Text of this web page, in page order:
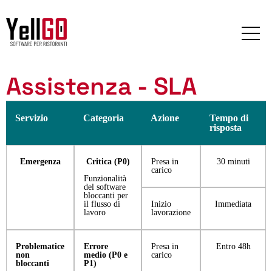
Assistenza - SLA
Servizio Categoria Azione
Tempo di
risposta
Emergenza
Critica (P0)
Funzionalità
del software
bloccanti per
il flusso di
lavoro
Presa in
carico
30 minuti
Inizio
lavorazione
Immediata
Problematice
non
bloccanti
Errore
medio (P0 e
P1)
Presa in
carico
Entro 48h